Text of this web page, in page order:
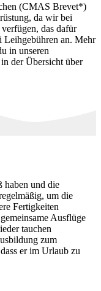
(CMAS Brevet*)
da wir bei
das dafür
an. Mehr
in unseren
der Übersicht über
haben und die
um die
Fertigkeiten
Ausflüge
tauchen
zum
er im Urlaub zu